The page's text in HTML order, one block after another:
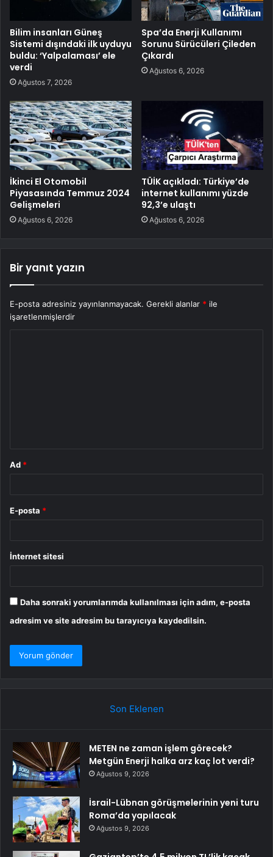
Bilim insanları Güneş
Sistemi dışındaki ilk uyduyu
buldu: ‘Yalpalaması’ ele
verdi
Ağustos 7, 2026
Spa’da Enerji Kullanımı
Sorunu Sürücüleri Çileden
Çıkardı
Ağustos 6, 2026
İkinci El Otomobil
Piyasasında Temmuz 2024
Gelişmeleri
Ağustos 6, 2026
TÜİK açıkladı: Türkiye’de
internet kullanımı yüzde
92,3’e ulaştı
Ağustos 6, 2026
Bir yanıt yazın
E-posta adresiniz yayınlanmayacak. Gerekli alanlar * ile
işaretlenmişlerdir
Ad *
E-posta *
İnternet sitesi
Daha sonraki yorumlarımda kullanılması için adım, e-posta
adresim ve site adresim bu tarayıcıya kaydedilsin.
Son Eklenen
METEN ne zaman işlem görecek?
Metgün Enerji halka arz kaç lot verdi?
Ağustos 9, 2026
İsrail-Lübnan görüşmelerinin yeni turu
Roma’da yapılacak
Ağustos 9, 2026